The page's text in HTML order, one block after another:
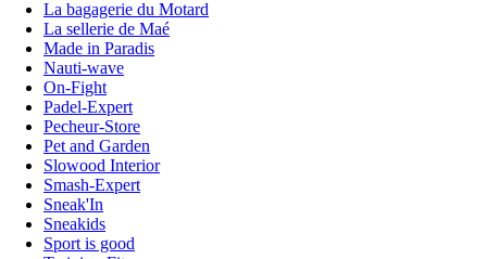
La bagagerie du Motard
La sellerie de Maé
Made in Paradis
Nauti-wave
On-Fight
Padel-Expert
Pecheur-Store
Pet and Garden
Slowood Interior
Smash-Expert
Sneak'In
Sneakids
Sport is good